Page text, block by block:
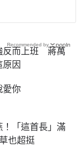
反而上班 蔣萬
因
愛你
！「這首長」滿
也超挺
Recommended by